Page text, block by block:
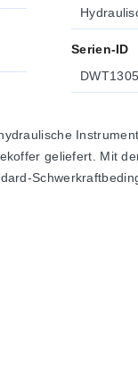
Serien-ID
DWT1305
geliefert. Mit